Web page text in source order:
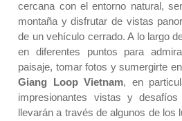
cercana con el entorno natural,
montaña y disfrutar de vistas
de un vehículo cerrado. A lo largo
en diferentes puntos para
paisaje, tomar fotos y sumergirte
Giang Loop Vietnam, en
impresionantes vistas y
llevarán a través de algunos de los